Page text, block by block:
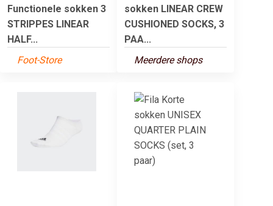
Functionele sokken 3
STRIPPES LINEAR
HALF...
Foot-Store
sokken LINEAR CREW
CUSHIONED SOCKS, 3
PAA...
Meerdere shops